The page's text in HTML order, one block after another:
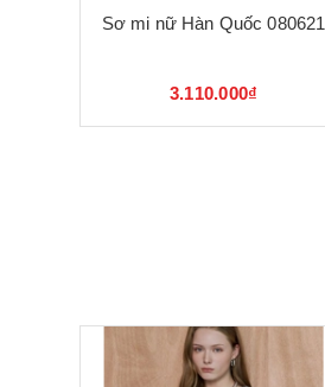
Sơ mi nữ Hàn Quốc 080621
3.110.000₫